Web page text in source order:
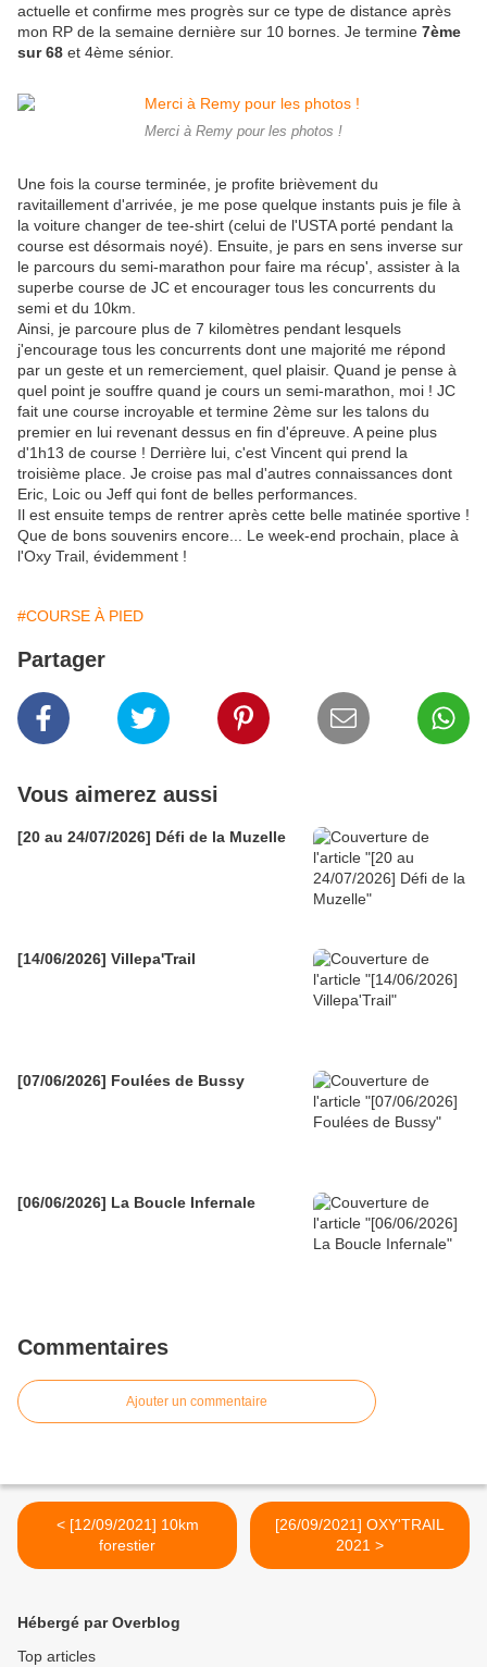
actuelle et confirme mes progrès sur ce type de distance après
mon RP de la semaine dernière sur 10 bornes. Je termine 7ème
sur 68 et 4ème sénior.
Merci à Remy pour les photos !
Une fois la course terminée, je profite brièvement du
ravitaillement d'arrivée, je me pose quelque instants puis je file à
la voiture changer de tee-shirt (celui de l'USTA porté pendant la
course est désormais noyé). Ensuite, je pars en sens inverse sur
le parcours du semi-marathon pour faire ma récup', assister à la
superbe course de JC et encourager tous les concurrents du
semi et du 10km.
Ainsi, je parcoure plus de 7 kilomètres pendant lesquels
j'encourage tous les concurrents dont une majorité me répond
par un geste et un remerciement, quel plaisir. Quand je pense à
quel point je souffre quand je cours un semi-marathon, moi ! JC
fait une course incroyable et termine 2ème sur les talons du
premier en lui revenant dessus en fin d'épreuve. A peine plus
d'1h13 de course ! Derrière lui, c'est Vincent qui prend la
troisième place. Je croise pas mal d'autres connaissances dont
Eric, Loic ou Jeff qui font de belles performances.
Il est ensuite temps de rentrer après cette belle matinée sportive !
Que de bons souvenirs encore... Le week-end prochain, place à
l'Oxy Trail, évidemment !
#COURSE À PIED
Partager
Vous aimerez aussi
[20 au 24/07/2026] Défi de la Muzelle
[14/06/2026] Villepa'Trail
[07/06/2026] Foulées de Bussy
[06/06/2026] La Boucle Infernale
Commentaires
Ajouter un commentaire
< [12/09/2021] 10km
forestier
[26/09/2021] OXY'TRAIL
2021 >
Hébergé par Overblog
Top articles